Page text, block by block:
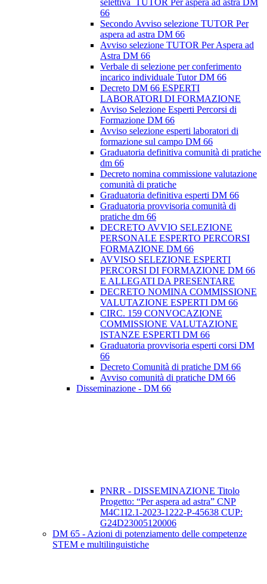
selettiva_TUTOR Per aspera ad astra DM
66
Secondo Avviso selezione TUTOR Per
aspera ad astra DM 66
Avviso selezione TUTOR Per Aspera ad
Astra DM 66
Verbale di selezione per conferimento
incarico individuale Tutor DM 66
Decreto DM 66 ESPERTI
LABORATORI DI FORMAZIONE
Avviso Selezione Esperti Percorsi di
Formazione DM 66
Avviso selezione esperti laboratori di
formazione sul campo DM 66
Graduatoria definitiva comunità di pratiche
dm 66
Decreto nomina commissione valutazione
comunità di pratiche
Graduatoria definitiva esperti DM 66
Graduatoria provvisoria comunità di
pratiche dm 66
DECRETO AVVIO SELEZIONE
PERSONALE ESPERTO PERCORSI
FORMAZIONE DM 66
AVVISO SELEZIONE ESPERTI
PERCORSI DI FORMAZIONE DM 66
E ALLEGATI DA PRESENTARE
DECRETO NOMINA COMMISSIONE
VALUTAZIONE ESPERTI DM 66
CIRC. 159 CONVOCAZIONE
COMMISSIONE VALUTAZIONE
ISTANZE ESPERTI DM 66
Graduatoria provvisoria esperti corsi DM
66
Decreto Comunità di pratiche DM 66
Avviso comunità di pratiche DM 66
Disseminazione - DM 66
PNRR - DISSEMINAZIONE Titolo
Progetto: “Per aspera ad astra” CNP
M4C1I2.1-2023-1222-P-45638 CUP:
G24D23005120006
DM 65 - Azioni di potenziamento delle competenze
STEM e multilinguistiche